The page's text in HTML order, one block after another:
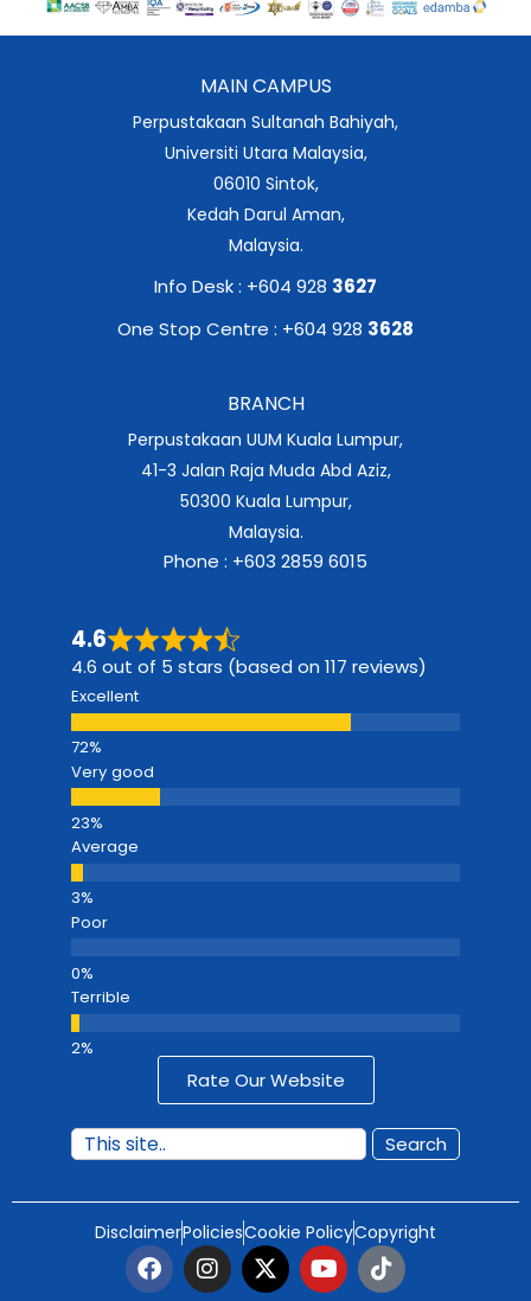
MAIN CAMPUS
Perpustakaan Sultanah Bahiyah,
Universiti Utara Malaysia,
06010 Sintok,
Kedah Darul Aman,
Malaysia.
Info Desk : +604 928 3627
One Stop Centre : +604 928 3628
BRANCH
Perpustakaan UUM Kuala Lumpur,
41-3 Jalan Raja Muda Abd Aziz,
50300 Kuala Lumpur,
Malaysia.
Phone : +603 2859 6015
4.6
4.6 out of 5 stars (based on 117 reviews)
Excellent
Very good
Average
Poor
Terrible
Rate Our Website
Search
DisclaimerPoliciesCookie PolicyCopyright